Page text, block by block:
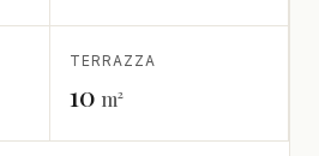
TERRAZZA
10 m²